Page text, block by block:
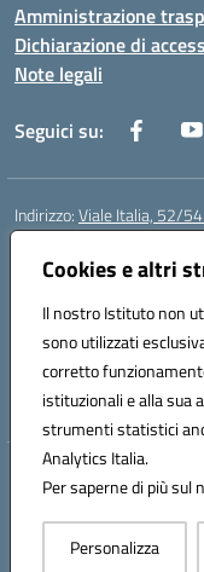
Cookies e altri
Il nostro Istituto non
sono utilizzati
corretto
istituzionali e alla sua
strumenti statistici
Analytics Italia.
Per saperne di più sul
Personalizza
Amministrazione
Dichiarazione di
Note legali
Seguici su:
Indirizzo:Viale Italia, 52/
Centralino:
Posta elettronica
Codice fiscale:
Codice meccanografico:
Codice Indice delle
Codice unico di fatturazione
Hosting